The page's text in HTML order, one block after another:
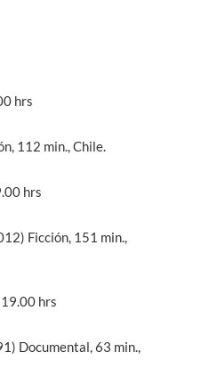
hrs
112 min., Chile.
hrs
Ficción, 151 min.,
19.00 hrs
Documental, 63 min.,